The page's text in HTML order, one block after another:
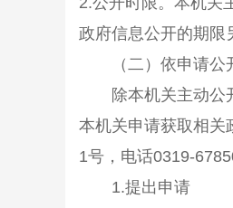
政府信息公开的期限
（二）依申请公
除本机关主动公开
本机关申请获取相关
1号 ，电话0319-
1.提出申请